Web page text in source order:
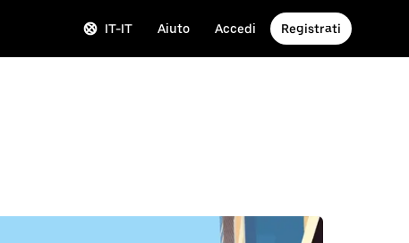
IT-IT Aiuto Accedi Registrati